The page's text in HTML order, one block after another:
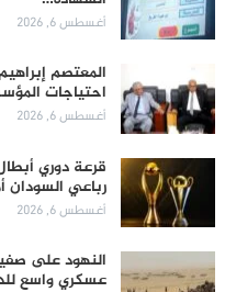
أغسطس 6, 2026
المعتصم إبراهيم
احتياجات
أغسطس 6, 2026
قرعة دوري
رباعي السودان
أغسطس 6, 2026
النهود على
عسكري واسع